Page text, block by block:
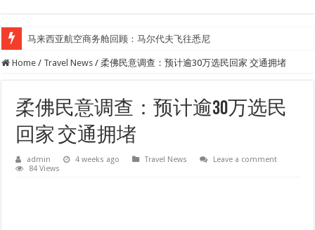
马来西亚航空商务舱回顾：马尔代夫飞往悉尼
Home / Travel News / 柔佛民意调查：预计逾30万选民回家 交通拥堵
柔佛民意调查：预计逾30万选民
回家 交通拥堵
admin 4 weeks ago Travel News
Leave a comment
84 Views